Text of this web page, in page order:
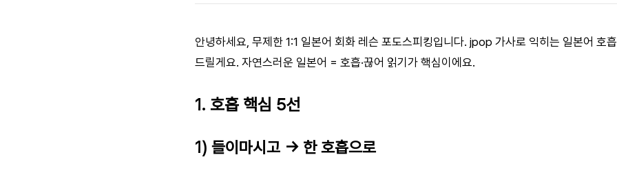
안녕하세요, 무제한 1:1 일본어 회화 레슨 포도스피킹입니다. jpop 가사로 익히는 일본어 호
드릴게요. 자연스러운 일본어 = 호흡·끊어 읽기가 핵심이에요.
1. 호흡 핵심 5선
1) 들이마시고 → 한 호흡으로